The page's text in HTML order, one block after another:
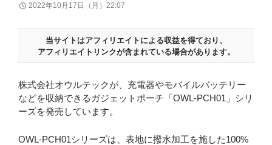
2022年10月17日（月）22:07
当サイトはアフィリエイトによる収益を得ており、
アフィリエイトリンクが含まれている場合があります。
株式会社オウルテックが、充電器やモバイルバッテリー
などを収納できるガジェットポーチ「OWL-PCH01」シリ
ーズを発売しています。
OWL-PCH01シリーズは、表地に撥水加工を施した100%